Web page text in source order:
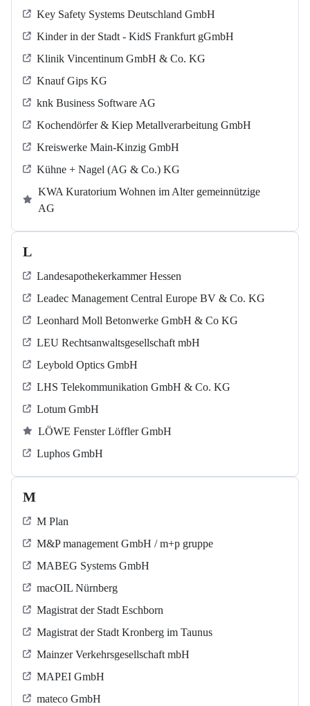
Key Safety Systems Deutschland GmbH
Kinder in der Stadt - KidS Frankfurt gGmbH
Klinik Vincentinum GmbH & Co. KG
Knauf Gips KG
knk Business Software AG
Kochendörfer & Kiep Metallverarbeitung GmbH
Kreiswerke Main-Kinzig GmbH
Kühne + Nagel (AG & Co.) KG
KWA Kuratorium Wohnen im Alter gemeinnützige
AG
L
Landesapothekerkammer Hessen
Leadec Management Central Europe BV & Co. KG
Leonhard Moll Betonwerke GmbH & Co KG
LEU Rechtsanwaltsgesellschaft mbH
Leybold Optics GmbH
LHS Telekommunikation GmbH & Co. KG
Lotum GmbH
LÖWE Fenster Löffler GmbH
Luphos GmbH
M
M Plan
M&P management GmbH / m+p gruppe
MABEG Systems GmbH
macOIL Nürnberg
Magistrat der Stadt Eschborn
Magistrat der Stadt Kronberg im Taunus
Mainzer Verkehrsgesellschaft mbH
MAPEI GmbH
mateco GmbH